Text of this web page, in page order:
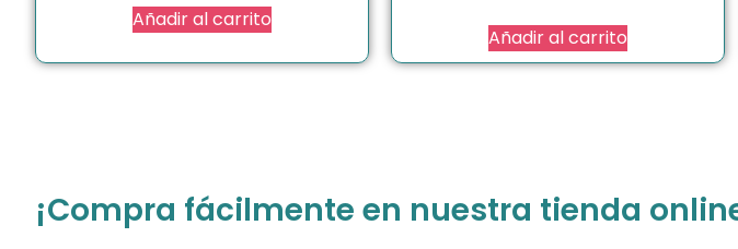
Añadir al carrito
Añadir al carrito
¡Compra fácilmente en nuestra tienda